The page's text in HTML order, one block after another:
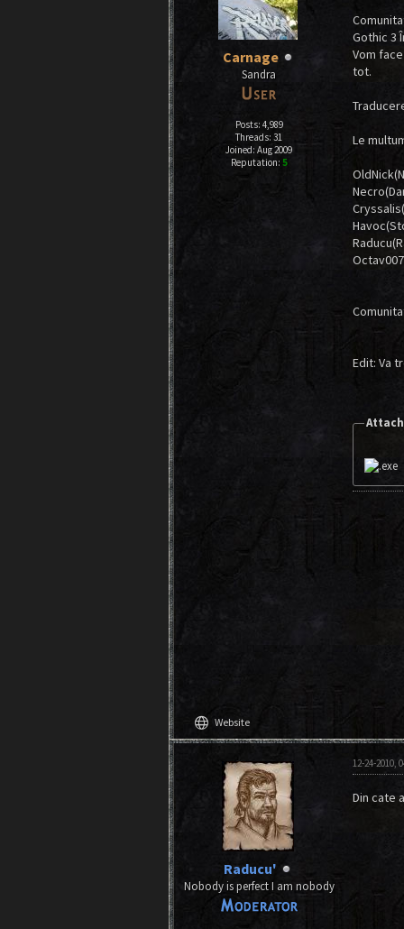
Carnage
Sandra
Posts: 4,989
Threads: 31
Joined: Aug 2009
Reputation: 5
Gothic 3
Vom
tot.
Le
Edit: Va
language Website
Raducu'
Nobody is perfect I am nobody
12-24-2010,
Din cate